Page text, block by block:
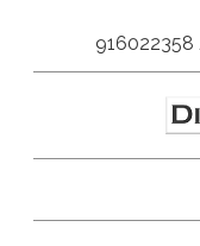
916022358